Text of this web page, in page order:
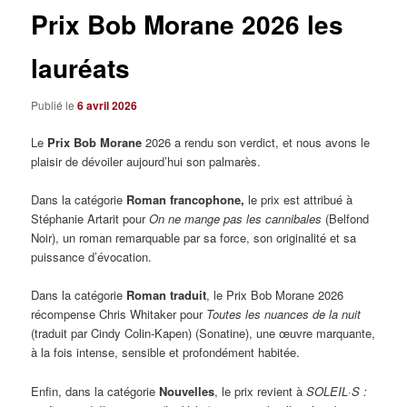
Prix Bob Morane 2026 les
lauréats
Publié le6 avril 2026
Le Prix Bob Morane 2026 a rendu son verdict, et nous avons le
plaisir de dévoiler aujourd’hui son palmarès.
Dans la catégorie Roman francophone, le prix est attribué à
Stéphanie Artarit pourOn ne mange pas les cannibales (Belfond
Noir), un roman remarquable par sa force, son originalité et sa
puissance d’évocation.
Dans la catégorie Roman traduit, le Prix Bob Morane 2026
récompense Chris Whitaker pour Toutes les nuances de la nuit
(traduit par Cindy Colin-Kapen) (Sonatine), une œuvre marquante,
à la fois intense, sensible et profondément habitée.
Enfin, dans la catégorieNouvelles, le prix revient àSOLEIL·S :